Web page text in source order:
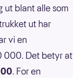
ut blant alle som
ut har
vi en
000. Det betyr at
. For en